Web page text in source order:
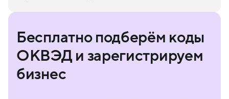
Бесплатно подберём коды
ОКВЭД и зарегистрируем
бизнес